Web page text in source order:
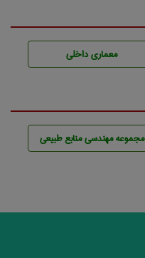
معماری داخلی
مجموعه مهندسی منابع طبيعی